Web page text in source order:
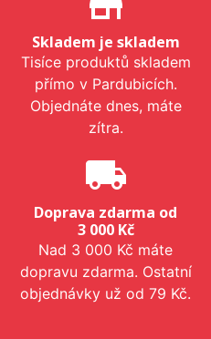
Skladem je skladem
Tisíce produktů skladem
přímo v Pardubicích.
Objednáte dnes, máte
zítra.
local_shipping
Doprava zdarma od
3 000 Kč
Nad 3 000 Kč máte
dopravu zdarma. Ostatní
objednávky už od 79 Kč.